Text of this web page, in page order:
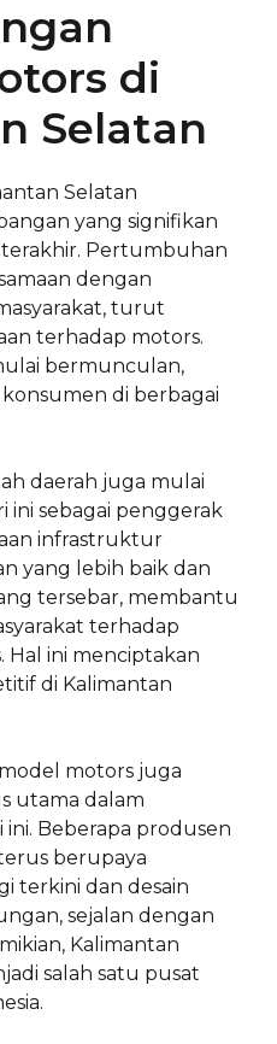
di
Selatan
Selatan
yang signifikan
Pertumbuhan
dengan
turut
terhadap motors.
bermunculan,
di berbagai
daerah juga mulai
sebagai penggerak
infrastruktur
yang lebih baik dan
tersebar, membantu
terhadap
ini menciptakan
di Kalimantan
motors juga
utama dalam
Beberapa produsen
berupaya
terkini dan desain
sejalan dengan
Kalimantan
salah satu pusat